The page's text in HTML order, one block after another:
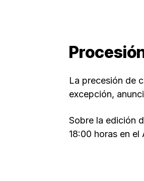
La precesión de
excepción,
Sobre la edición
18:00 horas en el